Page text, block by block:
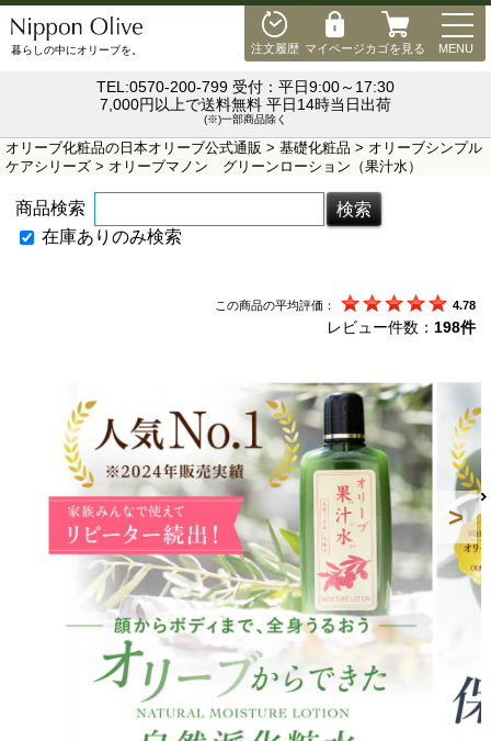
注文履歴 マイページカゴを見る MENU
暮らしの中にオリーブを。
TEL:0570-200-799 受付：平日9:00～17:30
7,000円以上で送料無料 平日14時当日出荷
(※)一部商品除く
オリーブ化粧品の日本オリーブ公式通販 > 基礎化粧品 > オリーブシンプル
ケアシリーズ > オリーブマノン グリーンローション（果汁水）
商品検索
在庫ありのみ検索
この商品の平均評価： 4.78
レビュー件数： 198件